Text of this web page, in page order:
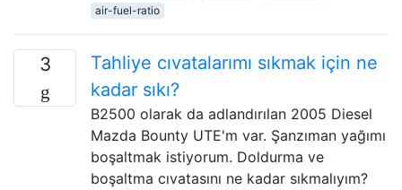
air-fuel-ratio
3
Tahliye cıvatalarımı sıkmak için ne
kadar sıkı?
B2500 olarak da adlandırılan 2005 Diesel
Mazda Bounty UTE'm var. Şanzıman yağımı
boşaltmak istiyorum. Doldurma ve
boşaltma cıvatasını ne kadar sıkmalıyım?